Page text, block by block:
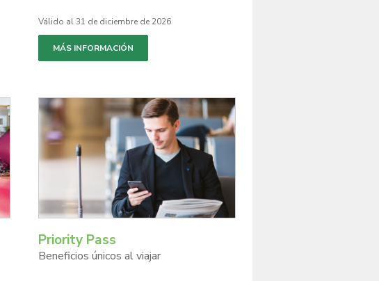
Válido al 31 de diciembre de 2026
MÁS INFORMACIÓN
Priority Pass
Beneficios únicos al viajar